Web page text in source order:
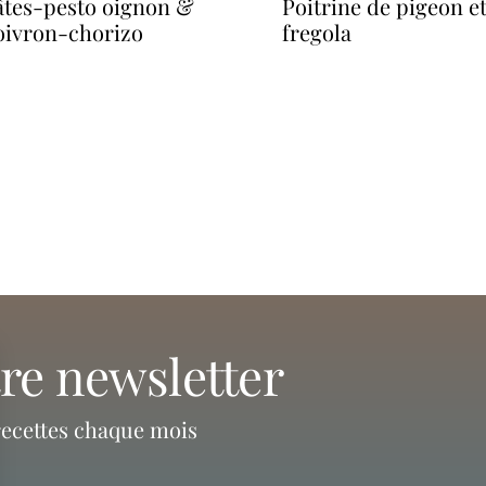
chorizo
poitrine de pigeon et
fregola
newsletter
chaque mois